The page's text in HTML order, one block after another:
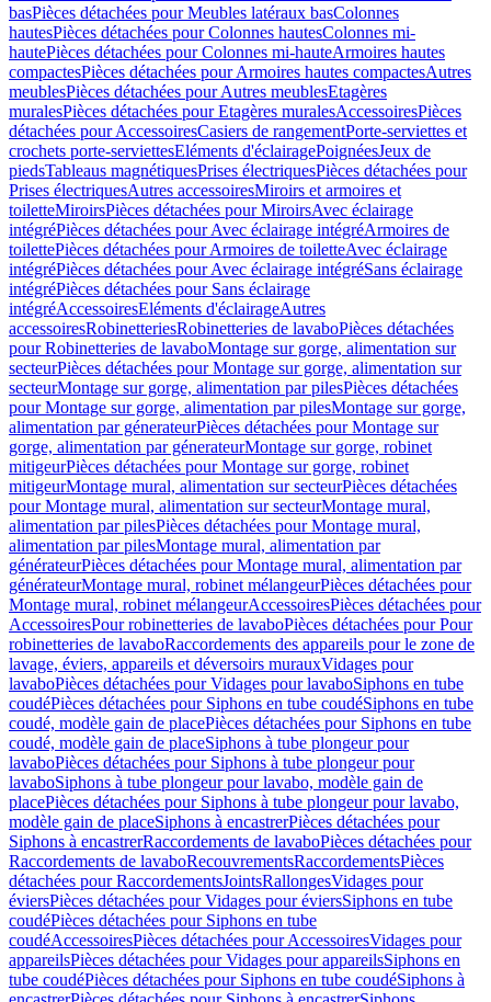
basPièces détachées pour Meubles latéraux basColonnes
hautesPièces détachées pour Colonnes hautesColonnes mi-
hautePièces détachées pour Colonnes mi-hauteArmoires hautes
compactesPièces détachées pour Armoires hautes compactesAutres
meublesPièces détachées pour Autres meublesEtagères
muralesPièces détachées pour Etagères muralesAccessoiresPièces
détachées pour AccessoiresCasiers de rangementPorte-serviettes et
crochets porte-serviettesEléments d'éclairagePoignéesJeux de
piedsTableaus magnétiquesPrises électriquesPièces détachées pour
Prises électriquesAutres accessoiresMiroirs et armoires et
toiletteMiroirsPièces détachées pour MiroirsAvec éclairage
intégréPièces détachées pour Avec éclairage intégréArmoires de
toilettePièces détachées pour Armoires de toiletteAvec éclairage
intégréPièces détachées pour Avec éclairage intégréSans éclairage
intégréPièces détachées pour Sans éclairage
intégréAccessoiresEléments d'éclairageAutres
accessoiresRobinetteriesRobinetteries de lavaboPièces détachées
pour Robinetteries de lavaboMontage sur gorge, alimentation sur
secteurPièces détachées pour Montage sur gorge, alimentation sur
secteurMontage sur gorge, alimentation par pilesPièces détachées
pour Montage sur gorge, alimentation par pilesMontage sur gorge,
alimentation par génerateurPièces détachées pour Montage sur
gorge, alimentation par génerateurMontage sur gorge, robinet
mitigeurPièces détachées pour Montage sur gorge, robinet
mitigeurMontage mural, alimentation sur secteurPièces détachées
pour Montage mural, alimentation sur secteurMontage mural,
alimentation par pilesPièces détachées pour Montage mural,
alimentation par pilesMontage mural, alimentation par
générateurPièces détachées pour Montage mural, alimentation par
générateurMontage mural, robinet mélangeurPièces détachées pour
Montage mural, robinet mélangeurAccessoiresPièces détachées pour
AccessoiresPour robinetteries de lavaboPièces détachées pour Pour
robinetteries de lavaboRaccordements des appareils pour le zone de
lavage, éviers, appareils et déversoirs murauxVidages pour
lavaboPièces détachées pour Vidages pour lavaboSiphons en tube
coudéPièces détachées pour Siphons en tube coudéSiphons en tube
coudé, modèle gain de placePièces détachées pour Siphons en tube
coudé, modèle gain de placeSiphons à tube plongeur pour
lavaboPièces détachées pour Siphons à tube plongeur pour
lavaboSiphons à tube plongeur pour lavabo, modèle gain de
placePièces détachées pour Siphons à tube plongeur pour lavabo,
modèle gain de placeSiphons à encastrerPièces détachées pour
Siphons à encastrerRaccordements de lavaboPièces détachées pour
Raccordements de lavaboRecouvrementsRaccordementsPièces
détachées pour RaccordementsJointsRallongesVidages pour
éviersPièces détachées pour Vidages pour éviersSiphons en tube
coudéPièces détachées pour Siphons en tube
coudéAccessoiresPièces détachées pour AccessoiresVidages pour
appareilsPièces détachées pour Vidages pour appareilsSiphons en
tube coudéPièces détachées pour Siphons en tube coudéSiphons à